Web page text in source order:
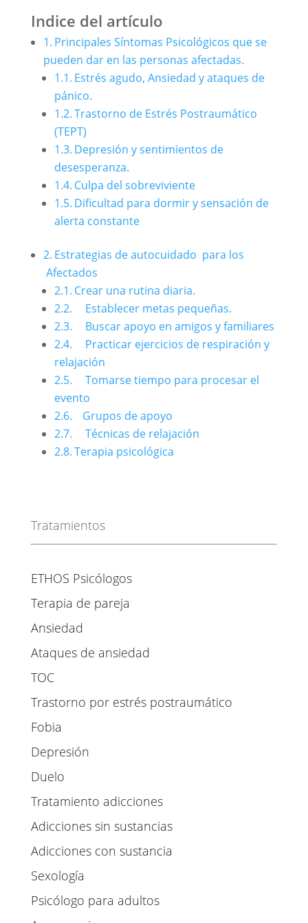
Indice del artículo
Principales Síntomas Psicológicos que se
pueden dar en las personas afectadas.
Estrés agudo, Ansiedad y ataques de
pánico.
Trastorno de Estrés Postraumático
(TEPT)
Depresión y sentimientos de
desesperanza.
Culpa del sobreviviente
Dificultad para dormir y sensación de
alerta constante
Estrategias de autocuidado para los
Afectados
Crear una rutina diaria.
Establecer metas pequeñas.
Buscar apoyo en amigos y familiares
Practicar ejercicios de respiración y
relajación
Tomarse tiempo para procesar el
evento
Grupos de apoyo
Técnicas de relajación
Terapia psicológica
Tratamientos
ETHOS Psicólogos
Terapia de pareja
Ansiedad
Ataques de ansiedad
TOC
Trastorno por estrés postraumático
Fobia
Depresión
Duelo
Tratamiento adicciones
Adicciones sin sustancias
Adicciones con sustancia
Sexología
Psicólogo para adultos